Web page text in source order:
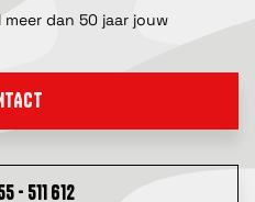
dan 50 jaar jouw
- 511 612